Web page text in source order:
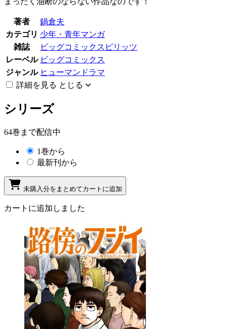
著者
鍋倉夫
カテゴリ 少年・青年マンガ
雑誌
ビッグコミックスピリッツ
レーベル ビッグコミックス
ジャンル ヒューマンドラマ
詳細を見る とじる
シリーズ
64巻まで配信中
1巻から
最新刊から
未購入分をまとめてカートに追加
カートに追加しました